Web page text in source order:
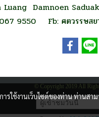
Luang Damnoen
9550 Fb: ศตวรรษส
© Copyright 2019 All
ผู้เข้าชมวันนี้
ใช้งานเว็บไซต์ของท่าน ท่านสา